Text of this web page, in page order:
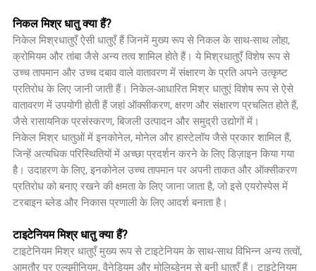
निकल मिश्र धातु क्या हैं?
निकेल मिश्रधातुएँ ऐसी धातुएँ हैं जिनमें मुख्य रूप से निकल के साथ-साथ लोहा,
क्रोमियम और तांबा जैसे अन्य तत्व शामिल होते हैं। ये मिश्रधातुएँ विशेष रूप से
उच्च तापमान और उच्च दबाव वाले वातावरण में संक्षारण के प्रति अपने उत्कृष्ट
प्रतिरोध के लिए जानी जाती हैं। निकेल-आधारित मिश्र धातुएं विशेष रूप से ऐसे
वातावरण में उपयोगी होती हैं जहां ऑक्सीकरण, क्षरण और संक्षारण प्रचलित होते हैं,
जैसे रासायनिक प्रसंस्करण, बिजली उत्पादन और समुद्री उद्योगों में।
निकेल मिश्र धातुओं में इनकोनेल, मोनेल और हास्टेलॉय जैसे प्रकार शामिल हैं,
जिन्हें अत्यधिक परिस्थितियों में अच्छा प्रदर्शन करने के लिए डिज़ाइन किया गया
है। उदाहरण के लिए, इनकोनेल उच्च तापमान पर अपनी ताकत और ऑक्सीकरण
प्रतिरोध को बनाए रखने की क्षमता के लिए जाना जाता है, जो इसे एयरोस्पेस में
टरबाइन ब्लेड और निकास प्रणाली के लिए आदर्श बनाता है।
टाइटेनियम मिश्र धातु क्या हैं?
टाइटेनियम मिश्र धातुएँ मुख्य रूप से टाइटेनियम के साथ-साथ विभिन्न अन्य तत्वों,
आमतौर पर एल्यूमीनियम, वैनेडियम और मोलिब्डेनम से बनी धातुएँ हैं। टाइटेनियम